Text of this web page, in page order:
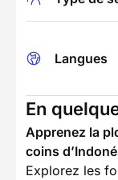
Langues
En
Apprenez la
coins
Explorez les